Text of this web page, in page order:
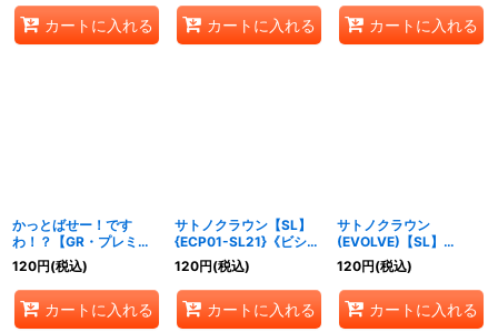
カートに入れる カートに入れる カートに入れる
かっとばせー！です
わ！？【GR・プレミア
ム】{ECP01-P30}《ビ
ショップ》
120円(税込)
カートに入れる
サトノクラウン【SL】
{ECP01-SL21}《ビショ
ップ》
120円(税込)
カートに入れる
サトノクラウン
(EVOLVE)【SL】
{ECP01-SL22}《ビショ
ップ》
120円(税込)
カートに入れる